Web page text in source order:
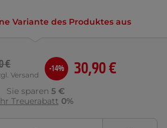
Variante des Produktes aus
30,90 €
€
Versand
-14%
Sie sparen 5 €
Treuerabatt 0%